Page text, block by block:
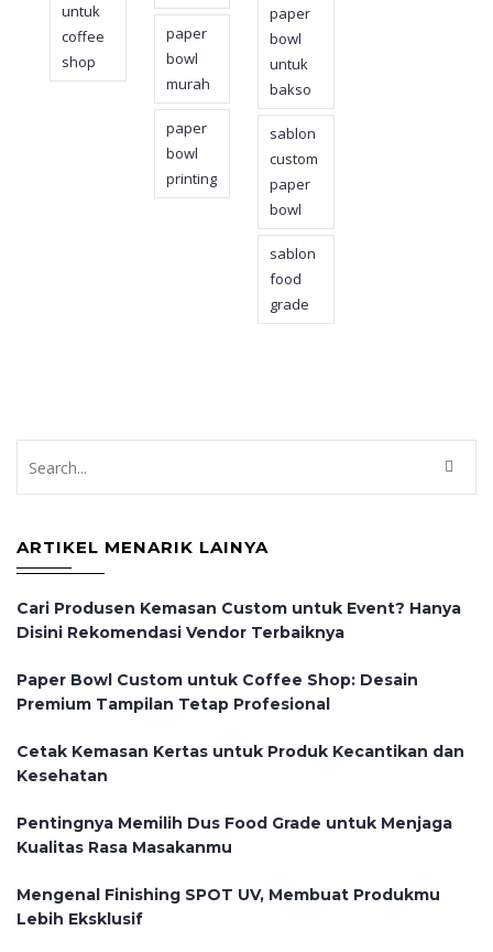
untuk
coffee
shop
paper
bowl
murah
paper
bowl
printing
paper
bowl
untuk
bakso
sablon
custom
paper
bowl
sablon
food
grade
ARTIKEL MENARIK LAINYA
Cari Produsen Kemasan Custom untuk Event? Hanya
Disini Rekomendasi Vendor Terbaiknya
Paper Bowl Custom untuk Coffee Shop: Desain
Premium Tampilan Tetap Profesional
Cetak Kemasan Kertas untuk Produk Kecantikan dan
Kesehatan
Pentingnya Memilih Dus Food Grade untuk Menjaga
Kualitas Rasa Masakanmu
Mengenal Finishing SPOT UV, Membuat Produkmu
Lebih Eksklusif